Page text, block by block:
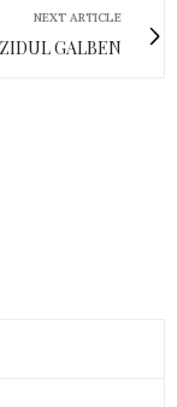
NEXT ARTICLE
GALBEN